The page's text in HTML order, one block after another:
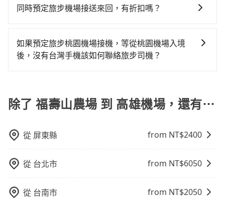
同，鄉下的司機並不會主動開車四處尋找乘客。所以如
市少部分小黃司機不按表收費，看乘客是外地人便漫天
喊價或恣意繞路。但如果全程使用tripool並到府專車接
說，預約tripool還是比較划算的。如果你是三人以下要
50%的交通費用。
機不按錶計費，約有27%會採現場議價，建議最好先上
最佳選擇。
善保存相關資訊。若有任何疑問或需要進一步協助，亦
舉一些常見的選擇： 1. 捷運：如果機場附近有捷運或輕
方式。 3. 計程車：計程車通常是到達機場的比較昂貴的
選擇，但對於携帶大量行李或急需前往機場的乘客來
務，安排接送。價格會因路線而有所不同。 5. 高鐵：搭
且下高鐵後還需轉搭其他接駁方式抵達機場，對於入、
出境需攜帶大量行李的旅客並不方便。價格也會因您出
式取決於您的預算、時間和行程安排。建議您提前了解
同時預定旅步機場接送來回，有折扣嗎？
同時，勾選「 預定來回，價錢更優惠」選項，系統會在
您完成去程訂單的同時，寄送95折的優惠碼到您的信
如果預定旅步桃園機場接機，等從桃園機場入境
後，沒有台灣手機該如何聯絡旅步司機？
網，利用旅步app跟司機聯絡，且旅步的app支援外文翻
譯，讓您不用擔心語言不通的問題，還能讓您省下高額
除了 福壽山農場 到 高雄機場，還有⋯
從 屏東縣 from NT$2400
從 台北市 from NT$6050
從 台南市 from NT$2050